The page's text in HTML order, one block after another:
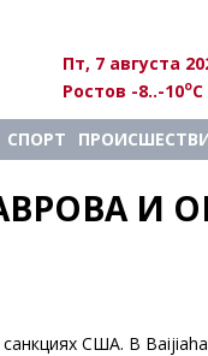
Пт, 7 августа
Ростов -8..-10oC
СПОРТ
И
США. В